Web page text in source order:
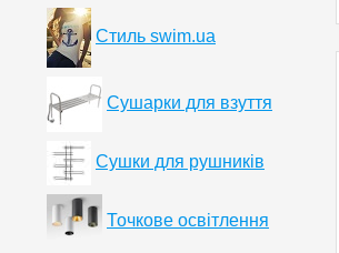
Стиль swim.ua
Сушарки для взуття
Сушки для рушників
Точкове освітлення